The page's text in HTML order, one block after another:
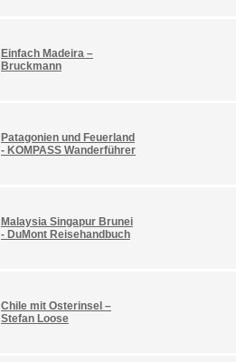
Einfach Madeira –
Bruckmann
Patagonien und Feuerland
- KOMPASS Wanderführer
Malaysia Singapur Brunei
- DuMont Reisehandbuch
Chile mit Osterinsel –
Stefan Loose